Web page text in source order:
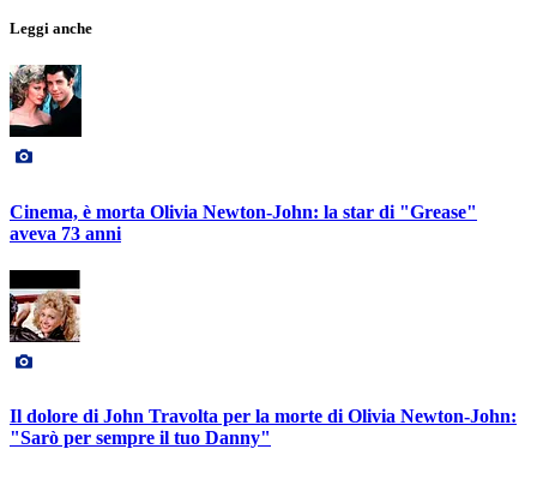
Leggi anche
Cinema, è morta Olivia Newton-John: la star di "Grease"
aveva 73 anni
Il dolore di John Travolta per la morte di Olivia Newton-John:
"Sarò per sempre il tuo Danny"